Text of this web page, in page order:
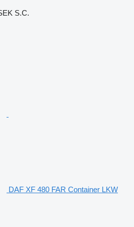
S.C.
DAF XF 480 FAR Container LKW